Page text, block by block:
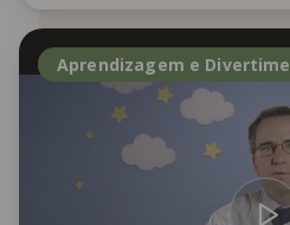
Aprendizagem e